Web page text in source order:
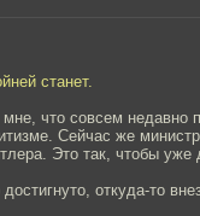
станет.
что совсем недавно
Сейчас же
Это так, чтобы
откуда-то